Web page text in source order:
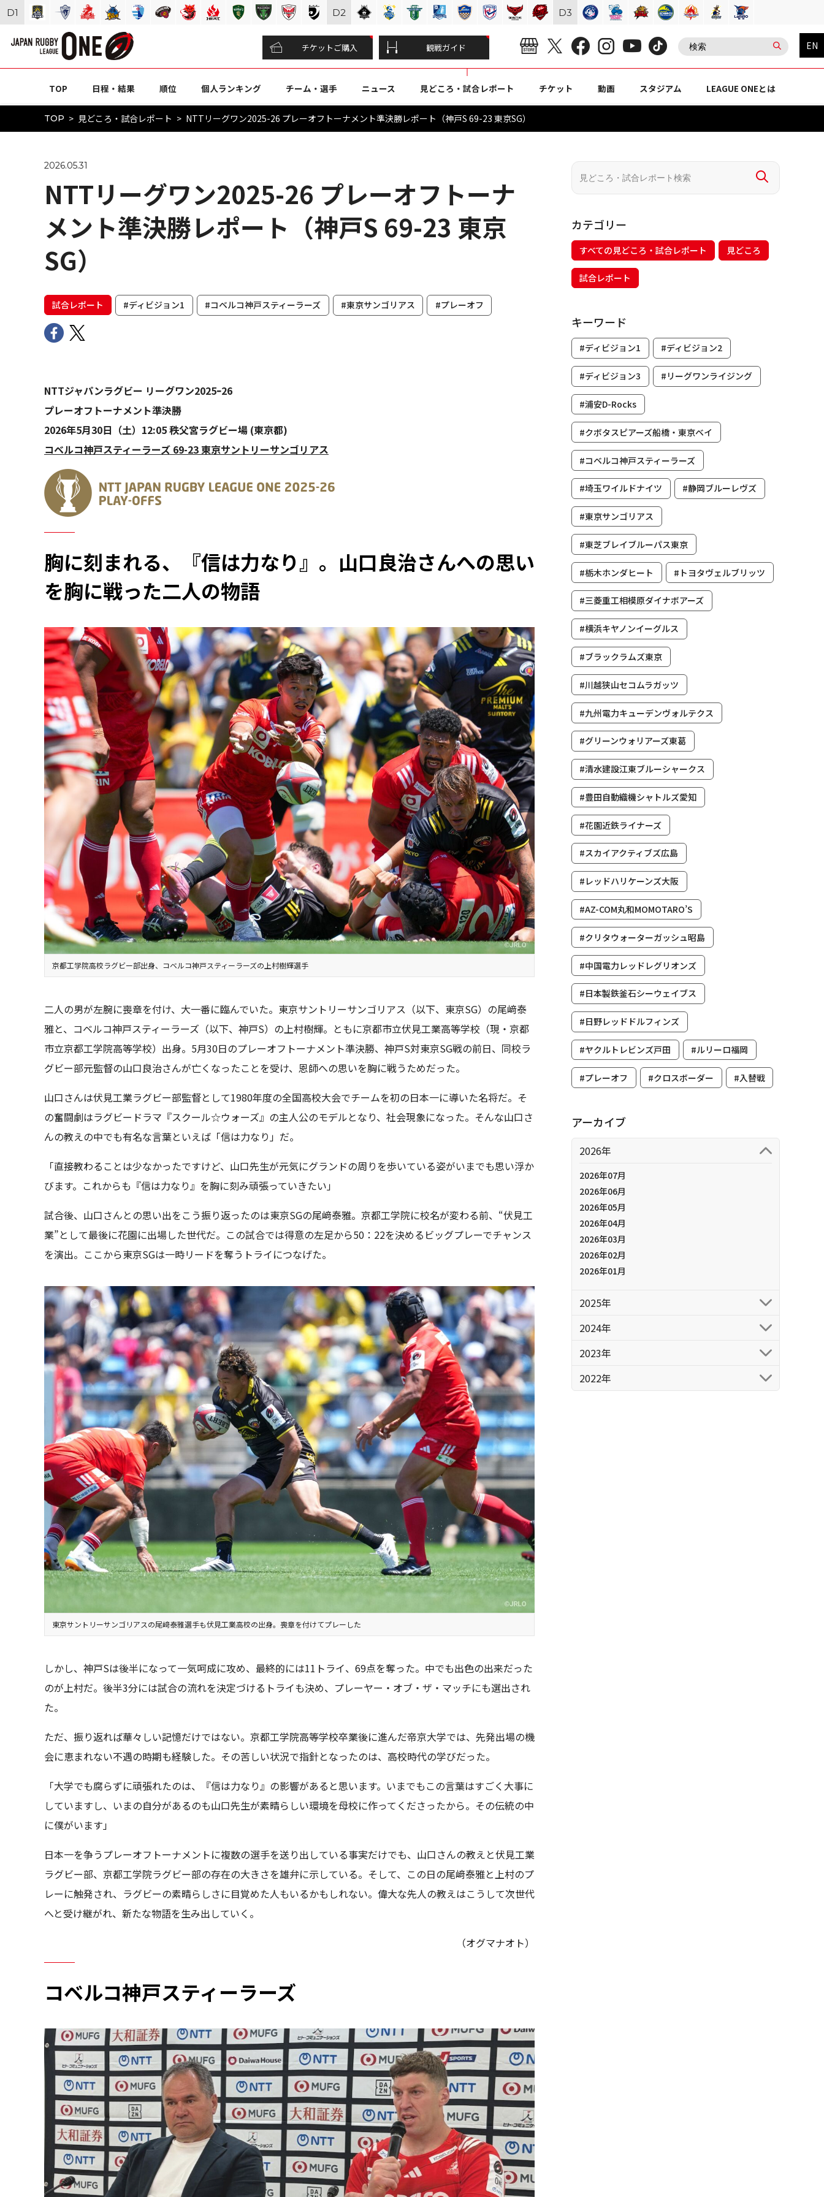
チケットご購入 観戦ガイド EN
TOP 日程・結果 順位 個人ランキング チーム・選手 ニュース 見どころ・試合レポート チケット 動画 スタジアム LEAGUE ONEとは
TOP 見どころ・試合レポート NTTリーグワン2025-26 プレーオフトーナメント準決勝レポート（神戸S 69-23 東京SG）
2026.05.31
NTTリーグワン2025-26 プレーオフトーナ
メント準決勝レポート（神戸S 69-23 東京
SG）
試合レポート #ディビジョン1 #コベルコ神戸スティーラーズ #東京サンゴリアス #プレーオフ
NTTジャパンラグビー リーグワン2025ｰ26
プレーオフトーナメント準決勝
2026年5月30日（土）12:05 秩父宮ラグビー場 (東京都)
コベルコ神戸スティーラーズ 69-23 東京サントリーサンゴリアス
胸に刻まれる、『信は力なり』。山口良治さんへの思い
を胸に戦った二人の物語
京都工学院高校ラグビー部出身、コベルコ神戸スティーラーズの上村樹輝選手
二人の男が左腕に喪章を付け、大一番に臨んでいた。東京サントリーサンゴリアス（以下、東京SG）の尾﨑泰
雅と、コベルコ神戸スティーラーズ（以下、神戸S）の上村樹輝。ともに京都市立伏見工業高等学校（現・京都
市立京都工学院高等学校）出身。5月30日のプレーオフトーナメント準決勝、神戸S対東京SG戦の前日、同校ラ
グビー部元監督の山口良治さんが亡くなったことを受け、恩師への思いを胸に戦うためだった。
山口さんは伏見工業ラグビー部監督として1980年度の全国高校大会でチームを初の日本一に導いた名将だ。そ
の奮闘劇はラグビードラマ『スクール☆ウォーズ』の主人公のモデルとなり、社会現象になった。そんな山口さ
んの教えの中でも有名な言葉といえば「信は力なり」だ。
「直接教わることは少なかったですけど、山口先生が元気にグランドの周りを歩いている姿がいまでも思い浮か
びます。これからも『信は力なり』を胸に刻み頑張っていきたい」
試合後、山口さんとの思い出をこう振り返ったのは東京SGの尾﨑泰雅。京都工学院に校名が変わる前、“伏見工
業”として最後に花園に出場した世代だ。この試合では得意の左足から50：22を決めるビッグプレーでチャンス
を演出。ここから東京SGは一時リードを奪うトライにつなげた。
東京サントリーサンゴリアスの尾﨑泰雅選手も伏見工業高校の出身。喪章を付けてプレーした
しかし、神戸Sは後半になって一気呵成に攻め、最終的には11トライ、69点を奪った。中でも出色の出来だった
のが上村だ。後半3分には試合の流れを決定づけるトライも決め、プレーヤー・オブ・ザ・マッチにも選出され
た。
ただ、振り返れば華々しい記憶だけではない。京都工学院高等学校卒業後に進んだ帝京大学では、先発出場の機
会に恵まれない不遇の時期も経験した。その苦しい状況で指針となったのは、高校時代の学びだった。
「大学でも腐らずに頑張れたのは、『信は力なり』の影響があると思います。いまでもこの言葉はすごく大事に
していますし、いまの自分があるのも山口先生が素晴らしい環境を母校に作ってくださったから。その伝統の中
に僕がいます」
日本一を争うプレーオフトーナメントに複数の選手を送り出している事実だけでも、山口さんの教えと伏見工業
ラグビー部、京都工学院ラグビー部の存在の大きさを雄弁に示している。そして、この日の尾﨑泰雅と上村のプ
レーに触発され、ラグビーの素晴らしさに目覚めた人もいるかもしれない。偉大な先人の教えはこうして次世代
へと受け継がれ、新たな物語を生み出していく。
（オグマナオト）
コベルコ神戸スティーラーズ
カテゴリー
すべての見どころ・試合レポート 見どころ
試合レポート
キーワード
#ディビジョン1 #ディビジョン2
#ディビジョン3 #リーグワンライジング
#浦安D-Rocks
#クボタスピアーズ船橋・東京ベイ
#コベルコ神戸スティーラーズ
#埼玉ワイルドナイツ #静岡ブルーレヴズ
#東京サンゴリアス
#東芝ブレイブルーパス東京
#栃木ホンダヒート #トヨタヴェルブリッツ
#三菱重工相模原ダイナボアーズ
#横浜キヤノンイーグルス
#ブラックラムズ東京
#川越狭山セコムラガッツ
#九州電力キューデンヴォルテクス
#グリーンウォリアーズ東葛
#清水建設江東ブルーシャークス
#豊田自動織機シャトルズ愛知
#花園近鉄ライナーズ
#スカイアクティブズ広島
#レッドハリケーンズ大阪
#AZ-COM丸和MOMOTARO’S
#クリタウォーターガッシュ昭島
#中国電力レッドレグリオンズ
#日本製鉄釜石シーウェイブス
#日野レッドドルフィンズ
#ヤクルトレビンズ戸田 #ルリーロ福岡
#プレーオフ #クロスボーダー #入替戦
アーカイブ
2026年
2026年07月
2026年06月
2026年05月
2026年04月
2026年03月
2026年02月
2026年01月
2025年
2024年
2023年
2022年
D1 D2 D3